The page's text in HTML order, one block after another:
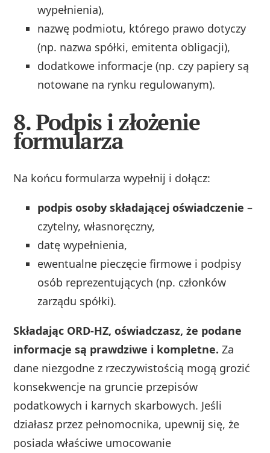
wypełnienia),
nazwę podmiotu, którego prawo dotyczy
(np. nazwa spółki, emitenta obligacji),
dodatkowe informacje (np. czy papiery są
notowane na rynku regulowanym).
8. Podpis i złożenie
formularza
Na końcu formularza wypełnij i dołącz:
podpis osoby składającej oświadczenie –
czytelny, własnoręczny,
datę wypełnienia,
ewentualne pieczęcie firmowe i podpisy
osób reprezentujących (np. członków
zarządu spółki).
Składając ORD‑HZ, oświadczasz, że podane
informacje są prawdziwe i kompletne. Za
dane niezgodne z rzeczywistością mogą grozić
konsekwencje na gruncie przepisów
podatkowych i karnych skarbowych. Jeśli
działasz przez pełnomocnika, upewnij się, że
posiada właściwe umocowanie